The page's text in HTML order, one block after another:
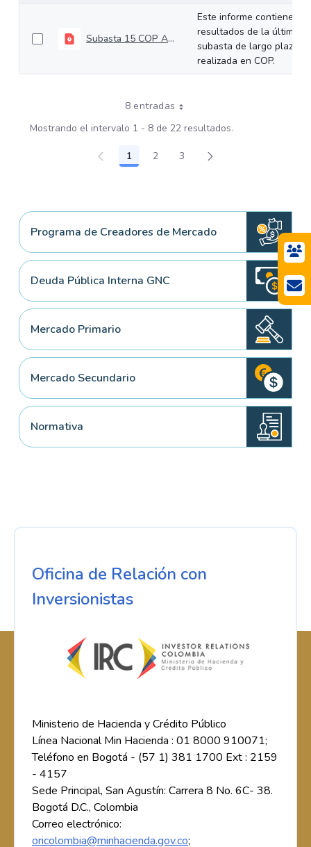
Subasta 15 COP Agosto 13 de 2025
Este informe contiene los
resultados de la última
subasta de largo plazo
realizada en COP.
8 entradas
Mostrando el intervalo 1 - 8 de 22 resultados.
Página
1 Página
2 Página
3
Programa de Creadores de Mercado
Deuda Pública Interna GNC
Mercado Primario
Mercado Secundario
Normativa
Oficina de Relación con
Inversionistas
Ministerio de Hacienda y Crédito Público
Línea Nacional Min Hacienda : 01 8000 910071;
Teléfono en Bogotá - (57 1) 381 1700 Ext : 2159
- 4157
Sede Principal, San Agustín: Carrera 8 No. 6C- 38.
Bogotá D.C., Colombia
Correo electrónico:
oricolombia@minhacienda.gov.co;